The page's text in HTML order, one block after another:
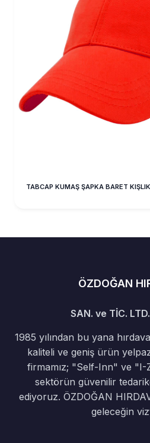
TABCAP KUMAŞ ŞAPKA BARET
ÖZDOĞAN
SAN. ve TİC.
1985 yılından bu yana
kaliteli ve geniş ürün
firmamız; "Self-Inn" ve "I-
sektörün güvenilir
ediyoruz. ÖZDOĞAN
geleceğin